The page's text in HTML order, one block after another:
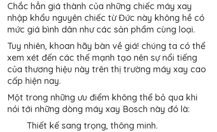
Chắc hẳn giá thành của những chiếc máy xay
nhập khẩu nguyên chiếc từ Đức này không hề có
mức giá bình dân như các sản phẩm cùng loại.
Tuy nhiên, khoan hãy bàn về giá! chúng ta có thể
xem xét đến các thế mạnh tạo nên sự nổi tiếng
của thương hiệu này trên thị trường máy xay cao
cấp hiện nay.
Một trong những ưu điểm không thể bỏ qua khi
nói tới những dòng máy xay Bosch này đó là:
Thiết kế sang trọng, thông minh.